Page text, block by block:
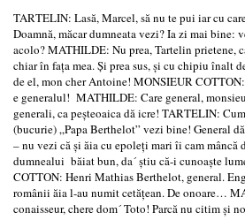
TARTELIN: Lasă, Marcel, să nu te pui iar cu
Doamnă, măcar dumneata vezi? Ia zi mai bine:
acolo? MATHILDE: Nu prea, Tartelin prietene,
chiar în faţa mea. Şi prea sus, şi cu chipiu înalt
de el, mon cher Antoine! MONSIEUR
e generalul! MATHILDE: Care general,
generali, ca peşteoaica dă icre! TARTELIN:
(bucurie) „Papa Berthelot” vezi bine! General
– nu vezi că şi ăia cu epoleţi mari îi cam mâncă
dumnealui băiat bun, da´ ştiu că-i cunoaşte
COTTON: Henri Mathias Berthelot, general.
românii ăia l-au numit cetăţean. De onoare…
conaisseur, chere dom´ Toto! Parcă nu citim şi